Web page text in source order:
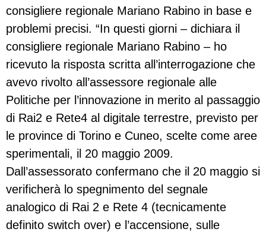
consigliere regionale Mariano Rabino in base e
problemi precisi. “In questi giorni – dichiara il
consigliere regionale Mariano Rabino – ho
ricevuto la risposta scritta all’interrogazione che
avevo rivolto all’assessore regionale alle
Politiche per l’innovazione in merito al passaggio
di Rai2 e Rete4 al digitale terrestre, previsto per
le province di Torino e Cuneo, scelte come aree
sperimentali, il 20 maggio 2009.
Dall’assessorato confermano che il 20 maggio si
verificherà lo spegnimento del segnale
analogico di Rai 2 e Rete 4 (tecnicamente
definito switch over) e l’accensione, sulle